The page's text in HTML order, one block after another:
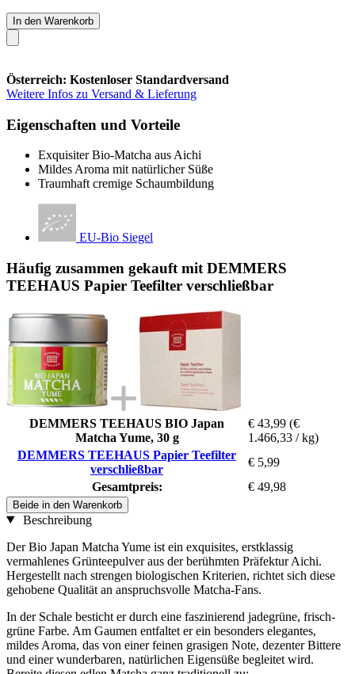
In den Warenkorb
Österreich: Kostenloser Standardversand
Weitere Infos zu Versand & Lieferung
Eigenschaften und Vorteile
Exquisiter Bio-Matcha aus Aichi
Mildes Aroma mit natürlicher Süße
Traumhaft cremige Schaumbildung
EU-Bio Siegel
Häufig zusammen gekauft mit DEMMERS
TEEHAUS Papier Teefilter verschließbar
DEMMERS TEEHAUS BIO Japan
Matcha Yume, 30 g
€ 43,99 (€
1.466,33 / kg)
DEMMERS TEEHAUS Papier Teefilter
verschließbar
€ 5,99
Gesamtpreis:
€ 49,98
Beide in den Warenkorb
Beschreibung
Der Bio Japan Matcha Yume ist ein exquisites, erstklassig
vermahlenes Grünteepulver aus der berühmten Präfektur Aichi.
Hergestellt nach strengen biologischen Kriterien, richtet sich diese
gehobene Qualität an anspruchsvolle Matcha-Fans.
In der Schale besticht er durch eine faszinierend jadegrüne, frisch-
grüne Farbe. Am Gaumen entfaltet er ein besonders elegantes,
mildes Aroma, das von einer feinen grasigen Note, dezenter Bittere
und einer wunderbaren, natürlichen Eigensüße begleitet wird.